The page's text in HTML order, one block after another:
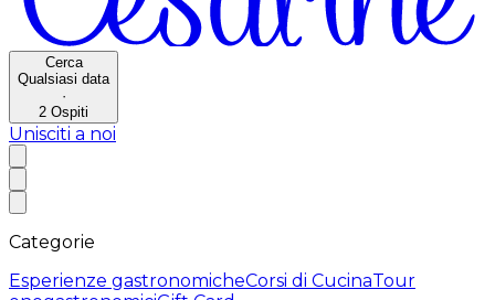
Cerca
Qualsiasi data
·
2 Ospiti
Unisciti a noi
Categorie
Esperienze gastronomicheCorsi di CucinaTour